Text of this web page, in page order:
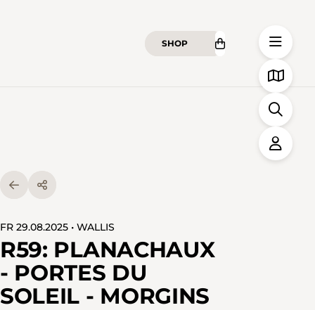
SHOP
FR 29.08.2025 • WALLIS
R59: PLANACHAUX
- PORTES DU
SOLEIL - MORGINS